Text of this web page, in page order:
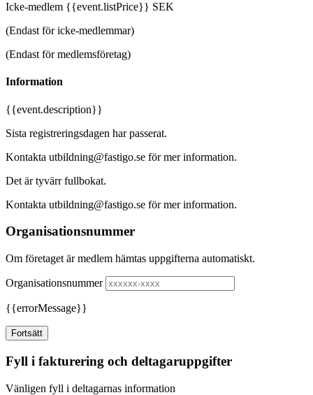
Icke-medlem {{event.listPrice}} SEK
(Endast för icke-medlemmar)
(Endast för medlemsföretag)
Information
{{event.description}}
Sista registreringsdagen har passerat.
Kontakta utbildning@fastigo.se för mer information.
Det är tyvärr fullbokat.
Kontakta utbildning@fastigo.se för mer information.
Organisationsnummer
Om företaget är medlem hämtas uppgifterna automatiskt.
Organisationsnummer
{{errorMessage}}
Fortsätt
Fyll i fakturering och deltagaruppgifter
Vänligen fyll i deltagarnas information